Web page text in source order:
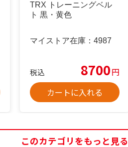
TRX トレーニングベル
ト 黒・黄色
マイストア在庫： 4987
税込 8700円
カートに入れる
このカテゴリをもっと見る